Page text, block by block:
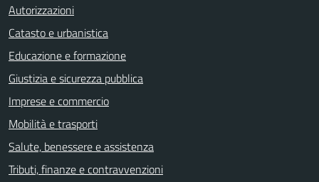
Autorizzazioni
Catasto e urbanistica
Educazione e formazione
Giustizia e sicurezza pubblica
Imprese e commercio
Mobilità e trasporti
Salute, benessere e assistenza
Tributi, finanze e contravvenzioni